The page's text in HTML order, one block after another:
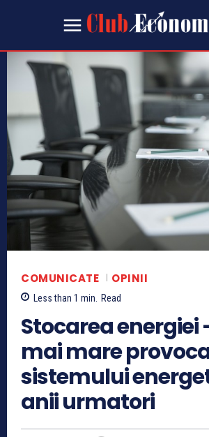
COMUNICATE OPINII
Less than 1 min. Read
Stocarea energiei
mai mare
sistemului
anii urmatori